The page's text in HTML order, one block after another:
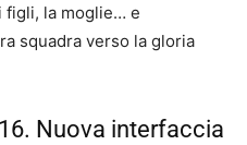
figli, la moglie… e
squadra verso la gloria
Nuova interfaccia